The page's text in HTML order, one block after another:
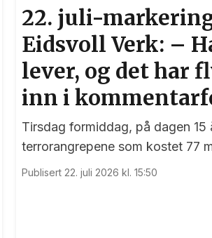
22. juli-
Eidsvoll Verk: –
lever, og det har
inn i
Tirsdag formiddag, på dagen 15
terrorangrepene som kostet 77
livet, var det en sterk markering
Publisert 22. juli 2026 kl. 15:50